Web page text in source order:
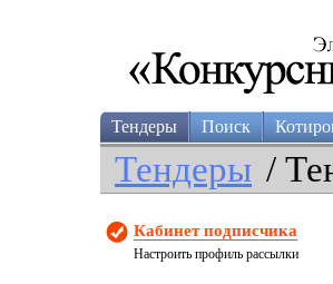
Тендеры Поиск
Тендеры /
Кабинет подписчика
Настроить профиль рассылки